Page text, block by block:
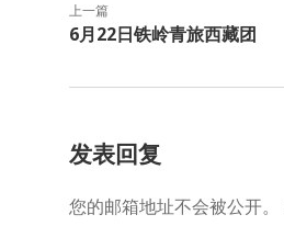
上一篇
6月22日铁岭青旅西藏团
发表回复
您的邮箱地址不会被公开。